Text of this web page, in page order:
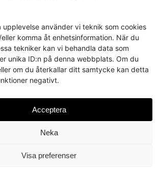
upplevelse använder vi teknik som cookies
komma åt enhetsinformation. När du
tekniker kan vi behandla data som
unika ID:n på denna webbplats. Om du
om du återkallar ditt samtycke kan detta
negativt.
Acceptera
Neka
Visa preferenser